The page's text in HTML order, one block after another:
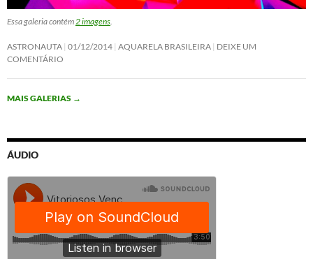
Essa galeria contém 2 imagens
ASTRONAUTA 01/12/2014 AQUARELA BRASILEIRA DEIXE UM
COMENTÁRIO
MAIS GALERIAS →
ÁUDIO